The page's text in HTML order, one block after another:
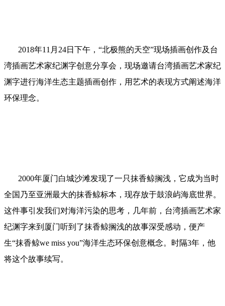
2018年11月24日下午，“北极熊的天空”现场插画创作及台
湾插画艺术家纪渊字创意分享会，现场邀请台湾插画艺术家纪
渊字进行海洋生态主题插画创作，用艺术的表现方式阐述海洋
环保理念。
2000年厦门白城沙滩发现了一只抹香鲸搁浅，它成为当时
全国乃至亚洲最大的抹香鲸标本，现存放于鼓浪屿海底世界。
这件事引发我们对海洋污染的思考，几年前，台湾插画艺术家
纪渊字来到厦门听到了抹香鲸搁浅的故事深受感动，便产
生“抹香鲸we miss you”海洋生态环保创意概念。时隔3年，他
将这个故事续写。